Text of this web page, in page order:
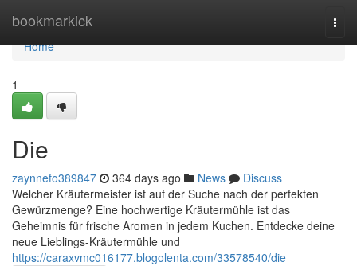
bookmarkick
Home
Home
1
Die
zaynnefo389847 364 days ago News
Discuss
Welcher Kräutermeister ist auf der Suche nach der perfekten
Gewürzmenge? Eine hochwertige Kräutermühle ist das
Geheimnis für frische Aromen in jedem Kuchen. Entdecke deine
neue Lieblings-Kräutermühle und
https://caraxvmc016177.blogolenta.com/33578540/die